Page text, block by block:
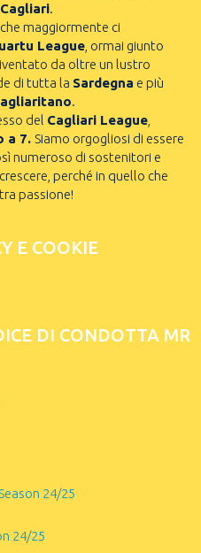
.
maggiormente ci
League, ormai giunto
da oltre un lustro
di tutta la Sardegna e più
.
del Cagliari League,
a 7. Siamo orgogliosi di essere
numeroso di sostenitori e
perché in quello che
passione!
E COOKIE
DI CONDOTTA MR
24/25
24/25